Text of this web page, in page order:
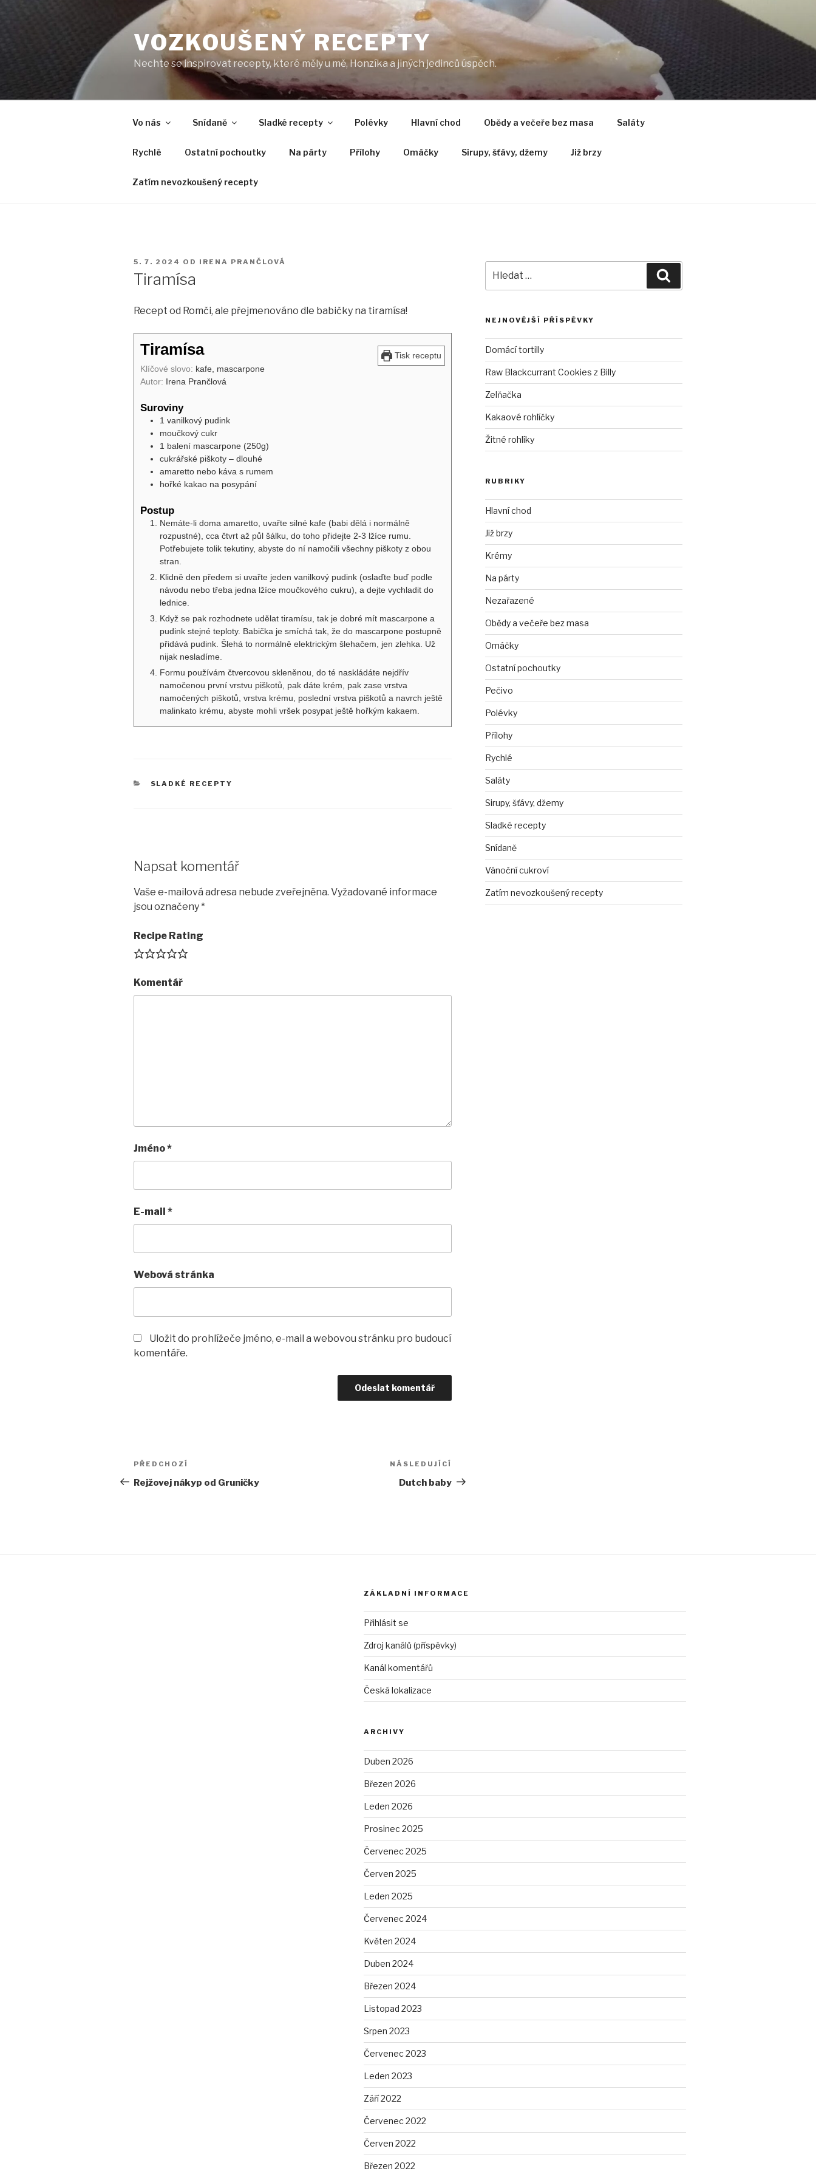
VOZKOUŠENÝ RECEPTY
Nechte se inspirovat recepty, které měly u mě, Honzíka a jiných jedinců úspěch.
Vo nás Snídaně Sladké recepty Polévky Hlavní chod Obědy a večeře bez masa Saláty
Rychlé Ostatní pochoutky Na párty Přílohy Omáčky Sirupy, šťávy, džemy Již brzy
Zatím nevozkoušený recepty
PUBLIKOVÁNO
5. 7. 2024 OD IRENA PRANČLOVÁ
Tiramísa
Recept od Romči, ale přejmenováno dle babičky na tiramísa!
Tisk receptu
Tiramísa
Klíčové slovo: kafe, mascarpone
Autor: Irena Prančlová
Suroviny
1 vanilkový pudink
moučkový cukr
1 balení mascarpone (250g)
cukrářské piškoty – dlouhé
amaretto nebo káva s rumem
hořké kakao na posypání
Postup
Nemáte-li doma amaretto, uvařte silné kafe (babi dělá i normálně
rozpustné), cca čtvrt až půl šálku, do toho přidejte 2-3 lžíce rumu.
Potřebujete tolik tekutiny, abyste do ní namočili všechny piškoty z obou
stran.
Klidně den předem si uvařte jeden vanilkový pudink (oslaďte buď podle
návodu nebo třeba jedna lžíce moučkového cukru), a dejte vychladit do
lednice.
Když se pak rozhodnete udělat tiramísu, tak je dobré mít mascarpone a
pudink stejné teploty. Babička je smíchá tak, že do mascarpone postupně
přidává pudink. Šlehá to normálně elektrickým šlehačem, jen zlehka. Už
nijak nesladíme.
Formu používám čtvercovou skleněnou, do té naskládáte nejdřív
namočenou první vrstvu piškotů, pak dáte krém, pak zase vrstva
namočených piškotů, vrstva krému, poslední vrstva piškotů a navrch ještě
malinkato krému, abyste mohli vršek posypat ještě hořkým kakaem.
RUBRIKY
SLADKÉ RECEPTY
Napsat komentář
Vaše e-mailová adresa nebude zveřejněna. Vyžadované informace
jsou označeny*
Recipe Rating
Komentář
Jméno*
E-mail *
Webová stránka
Uložit do prohlížeče jméno, e-mail a webovou stránku pro budoucí
komentáře.
Navigace
pro
Předchozí
příspěvek
PŘEDCHOZÍ
Rejžovej nákyp od Gruničky
příspěvek
NÁSLEDUJÍCÍ
Dutch baby
NEJNOVĚJŠÍ PŘÍSPĚVKY
Domácí tortilly
Raw Blackcurrant Cookies z Billy
Zelňačka
Kakaové rohlíčky
Žitné rohlíky
RUBRIKY
Hlavní chod
Již brzy
Krémy
Na párty
Nezařazené
Obědy a večeře bez masa
Omáčky
Ostatní pochoutky
Pečivo
Polévky
Přílohy
Rychlé
Saláty
Sirupy, šťávy, džemy
Sladké recepty
Snídaně
Vánoční cukroví
Zatím nevozkoušený recepty
ZÁKLADNÍ INFORMACE
Přihlásit se
Zdroj kanálů (příspěvky)
Kanál komentářů
Česká lokalizace
ARCHIVY
Duben 2026
Březen 2026
Leden 2026
Prosinec 2025
Červenec 2025
Červen 2025
Leden 2025
Červenec 2024
Květen 2024
Duben 2024
Březen 2024
Listopad 2023
Srpen 2023
Červenec 2023
Leden 2023
Září 2022
Červenec 2022
Červen 2022
Březen 2022